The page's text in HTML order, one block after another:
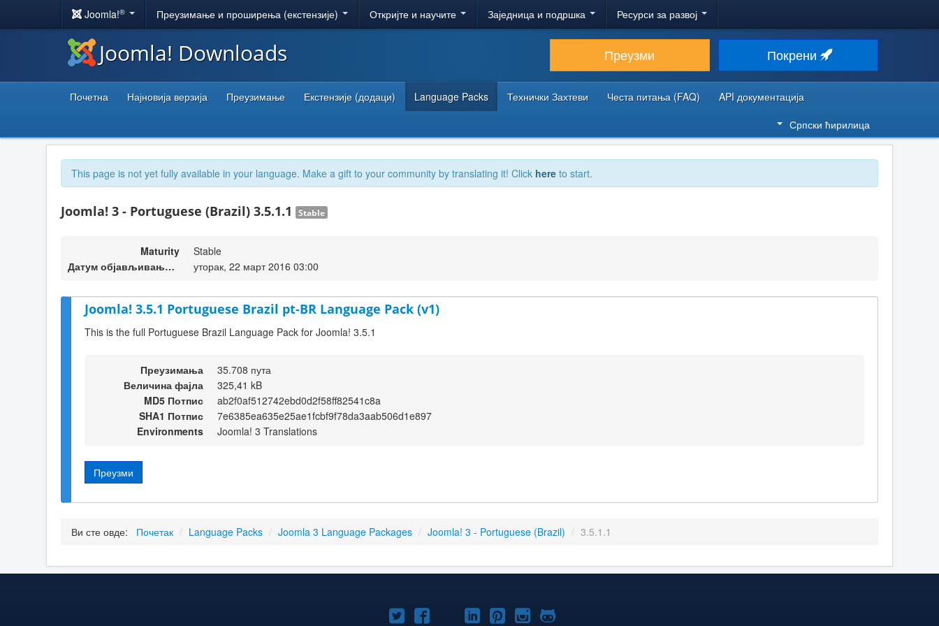
Joomla!® Преузимање и проширења (екстензије) Откријте и научите Заједница и подршка Ресурси за развој
Joomla! Downloads Преузми Покрени
Почетна Најновија верзија Преузимање Екстензије (додаци) Language Packs Технички Захтеви Честа питања (FAQ)
API документација
Српски ћирилица
This page is not yet fully available in your language. Make a gift to your community by translating it! Click here to start.
Joomla! 3 - Portuguese (Brazil) 3.5.1.1 Stable
Maturity
Stable
Датум објављивања верзије
уторак, 22 март 2016 03:00
Joomla! 3.5.1 Portuguese Brazil pt-BR Language Pack (v1)
This is the full Portuguese Brazil Language Pack for Joomla! 3.5.1
Преузимања
35.708 пута
Величина фајла
325,41 kB
MD5 Потпис
ab2f0af512742ebd0d2f58ff82541c8a
SHA1 Потпис
7e6385ea635e25ae1fcbf9f78da3aab506d1e897
Environments
Joomla! 3 Translations
Преузми
Ви сте овде: Почетак / Language Packs / Joomla 3 Language Packages / Joomla! 3 - Portuguese (Brazil) / 3.5.1.1
Joomla!Joomla!Joomla!
Joomla!Joomla!
Joomla!Joomla!